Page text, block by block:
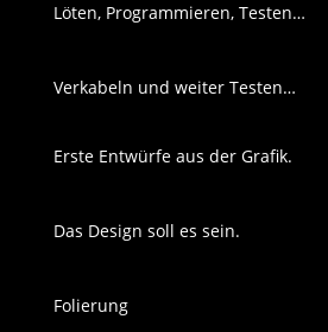
Löten, Programmieren, Testen…
Verkabeln und weiter Testen…
Erste Entwürfe aus der Grafik.
Das Design soll es sein.
Folierung